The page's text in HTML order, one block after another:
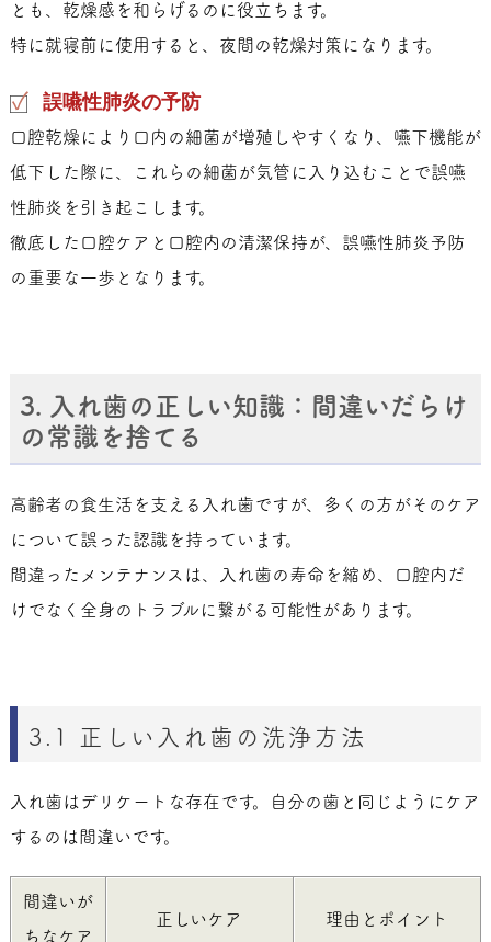
とも、乾燥感を和らげるのに役立ちます。
特に就寝前に使用すると、夜間の乾燥対策になります。
誤嚥性肺炎の予防
口腔乾燥により口内の細菌が増殖しやすくなり、嚥下機能が
低下した際に、これらの細菌が気管に入り込むことで誤嚥
性肺炎を引き起こします。
徹底した口腔ケアと口腔内の清潔保持が、誤嚥性肺炎予防
の重要な一歩となります。
3. 入れ歯の正しい知識：間違いだらけ
の常識を捨てる
高齢者の食生活を支える入れ歯ですが、多くの方がそのケア
について誤った認識を持っています。
間違ったメンテナンスは、入れ歯の寿命を縮め、口腔内だ
けでなく全身のトラブルに繋がる可能性があります。
3.1 正しい入れ歯の洗浄方法
入れ歯はデリケートな存在です。自分の歯と同じようにケア
するのは間違いです。
間違いが
ちなケア
正しいケア 理由とポイント